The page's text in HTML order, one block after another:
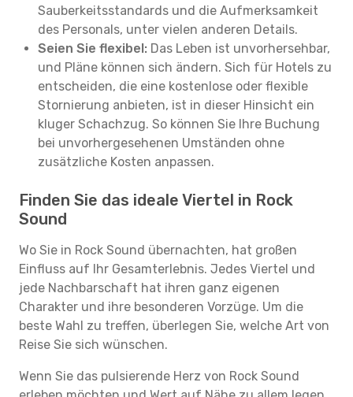
Sauberkeitsstandards und die Aufmerksamkeit
des Personals, unter vielen anderen Details.
Seien Sie flexibel: Das Leben ist unvorhersehbar,
und Pläne können sich ändern. Sich für Hotels zu
entscheiden, die eine kostenlose oder flexible
Stornierung anbieten, ist in dieser Hinsicht ein
kluger Schachzug. So können Sie Ihre Buchung
bei unvorhergesehenen Umständen ohne
zusätzliche Kosten anpassen.
Finden Sie das ideale Viertel in Rock
Sound
Wo Sie in Rock Sound übernachten, hat großen
Einfluss auf Ihr Gesamterlebnis. Jedes Viertel und
jede Nachbarschaft hat ihren ganz eigenen
Charakter und ihre besonderen Vorzüge. Um die
beste Wahl zu treffen, überlegen Sie, welche Art von
Reise Sie sich wünschen.
Wenn Sie das pulsierende Herz von Rock Sound